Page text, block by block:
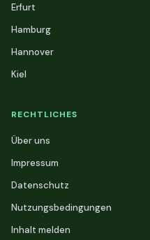
Erfurt
Hamburg
Hannover
Kiel
RECHTLICHES
Über uns
Impressum
Datenschutz
Nutzungsbedingungen
Inhalt melden